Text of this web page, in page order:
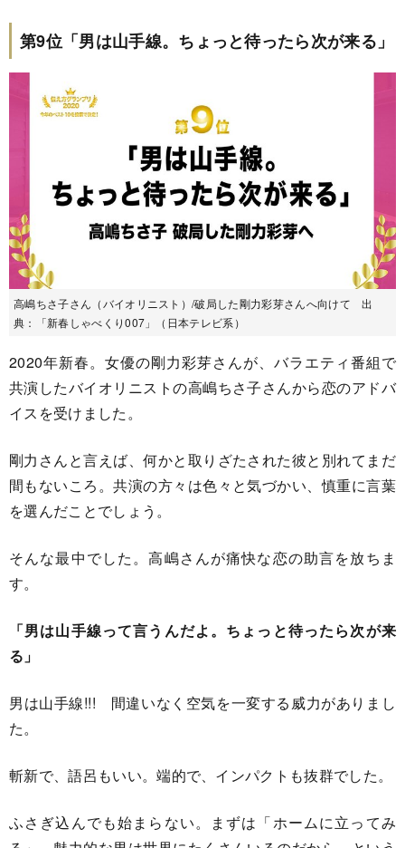
第9位「男は山手線。ちょっと待ったら次が来る」
高嶋ちさ子さん（バイオリニスト）/破局した剛力彩芽さんへ向けて 出
典：「新春しゃべくり007」（日本テレビ系）
2020年新春。女優の剛力彩芽さんが、バラエティ番組で
共演したバイオリニストの高嶋ちさ子さんから恋のアドバ
イスを受けました。
剛力さんと言えば、何かと取りざたされた彼と別れてまだ
間もないころ。共演の方々は色々と気づかい、慎重に言葉
を選んだことでしょう。
そんな最中でした。高嶋さんが痛快な恋の助言を放ちま
す。
「男は山手線って言うんだよ。ちょっと待ったら次が来
る」
男は山手線!!! 間違いなく空気を一変する威力がありまし
た。
斬新で、語呂もいい。端的で、インパクトも抜群でした。
ふさぎ込んでも始まらない。まずは「ホームに立ってみ